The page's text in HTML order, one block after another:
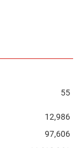
55
12,986
97,606